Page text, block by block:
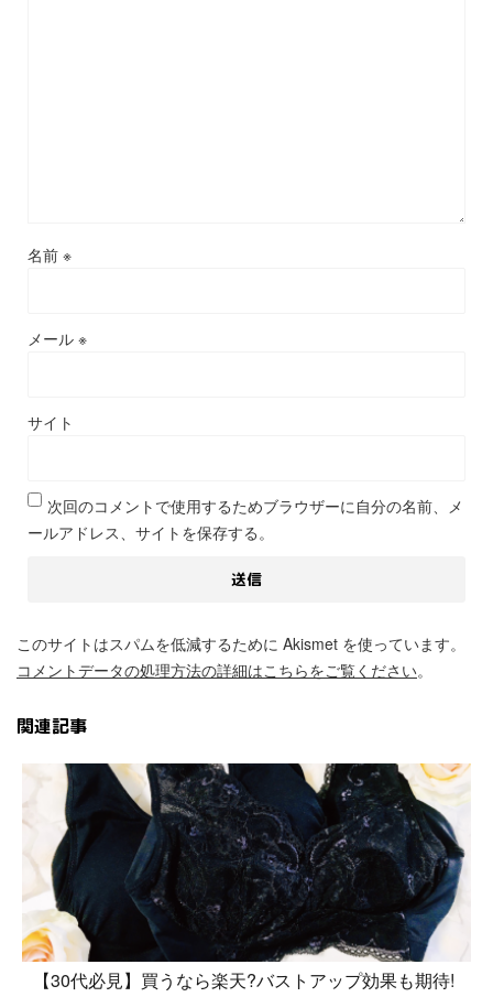
名前 ※
メール ※
サイト
次回のコメントで使用するためブラウザーに自分の名前、メ
ールアドレス、サイトを保存する。
このサイトはスパムを低減するために Akismet を使っています。
コメントデータの処理方法の詳細はこちらをご覧ください。
関連記事
【30代必見】買うなら楽天?バストアップ効果も期待!